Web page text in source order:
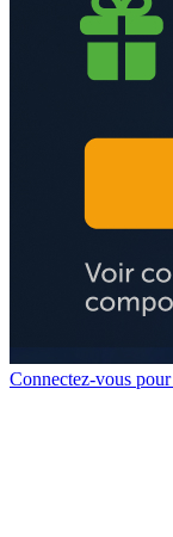
Connectez-vous